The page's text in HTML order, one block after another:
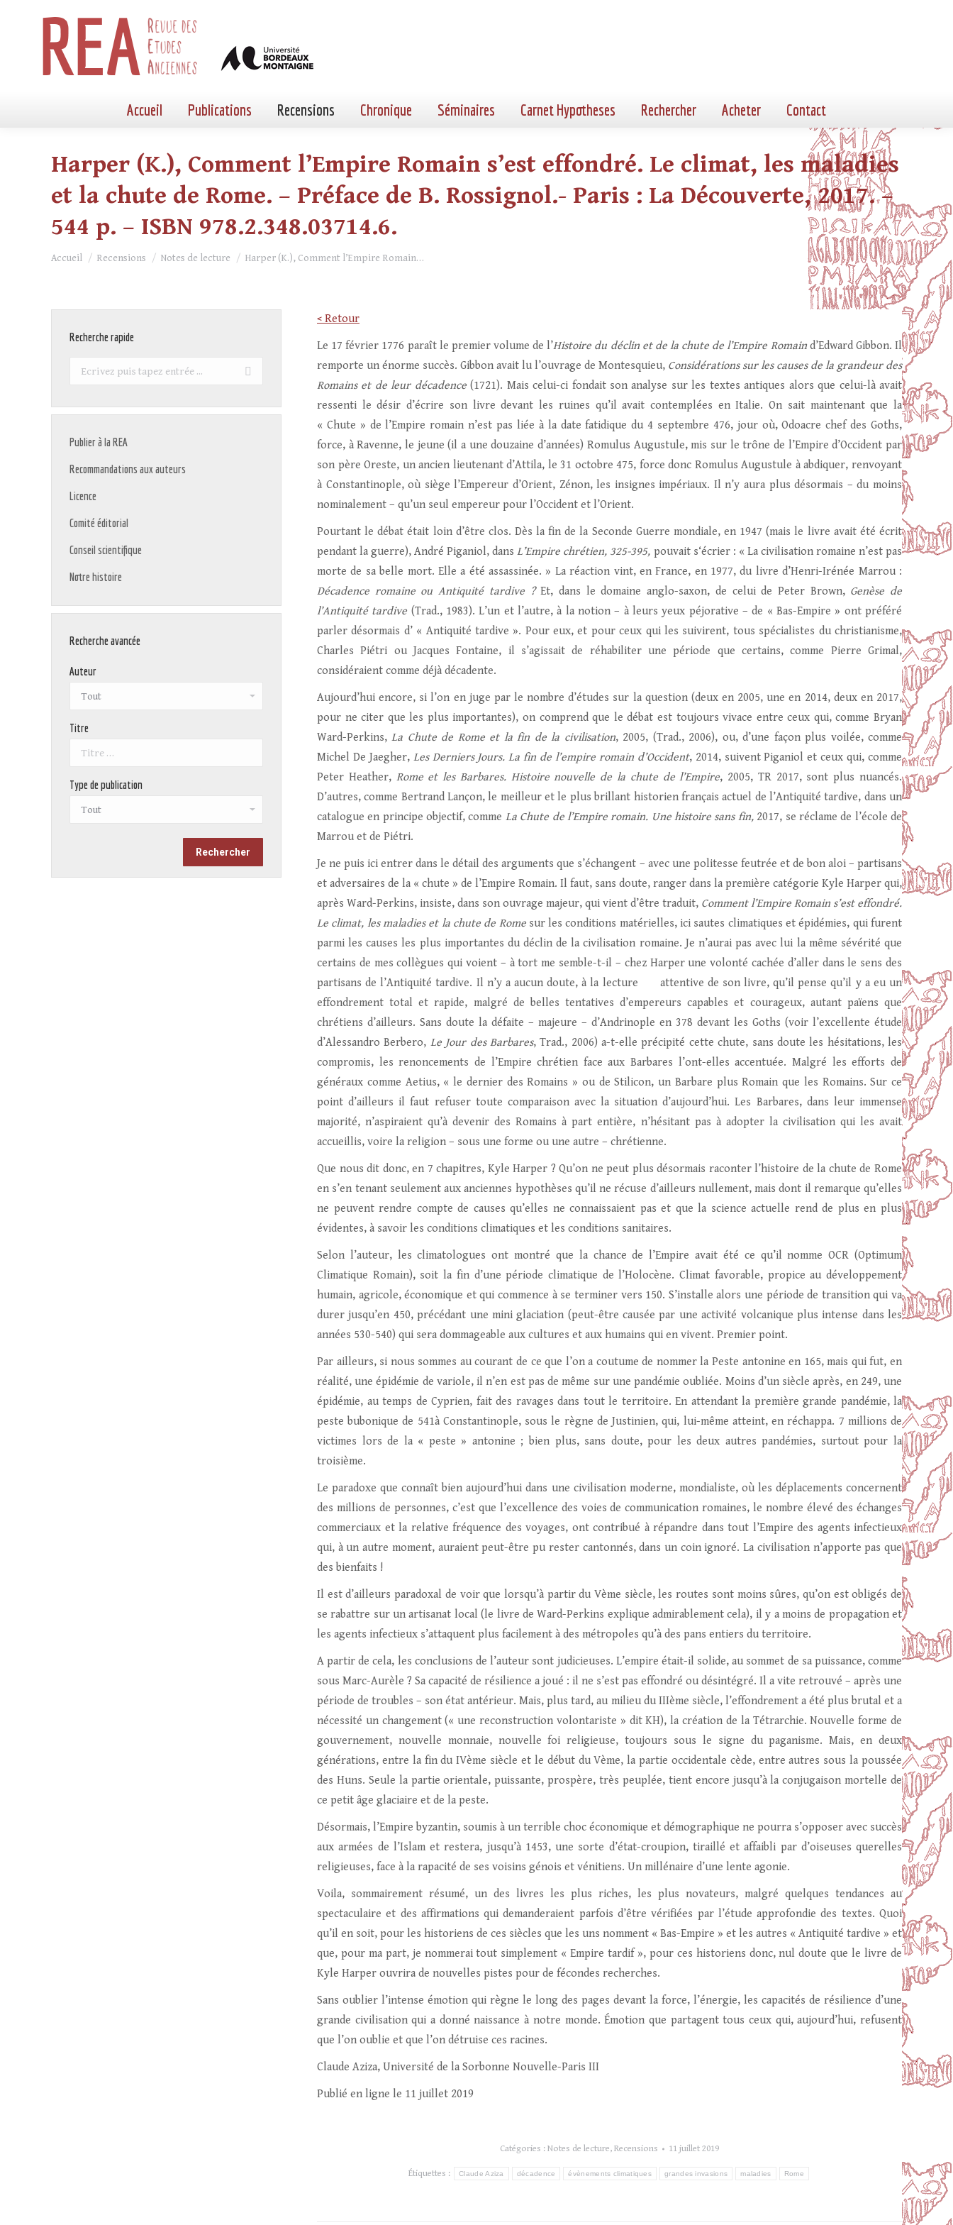
Accueil Publications Recensions Chronique Séminaires Carnet Hypotheses Rechercher Acheter Contact
Harper (K.), Comment l’Empire Romain s’est effondré. Le climat, les maladies
et la chute de Rome. – Préface de B. Rossignol.- Paris : La Découverte, 2017. –
544 p. – ISBN 978.2.348.03714.6.
Vous êtes ici :
Accueil Recensions Notes de lecture Harper (K.), Comment l’Empire Romain…
< Retour
Le 17 février 1776 paraît le premier volume de l’Histoire du déclin et de la chute de l’Empire Romaind’Edward Gibbon. Il
remporte un énorme succès. Gibbon avait lu l’ouvrage de Montesquieu, Considérations sur les causes de la grandeur des
Romains et de leur décadence(1721). Mais celui-ci fondait son analyse sur les textes antiques alors que celui-là avait
ressenti le désir d’écrire son livre devant les ruines qu’il avait contemplées en Italie. On sait maintenant que la
« Chute » de l’Empire romain n’est pas liée à la date fatidique du 4 septembre 476, jour où, Odoacre chef des Goths,
force, à Ravenne, le jeune (il a une douzaine d’années) Romulus Augustule, mis sur le trône de l’Empire d’Occident par
son père Oreste, un ancien lieutenant d’Attila, le 31 octobre 475, force donc Romulus Augustule à abdiquer, renvoyant
à Constantinople, où siège l’Empereur d’Orient, Zénon, les insignes impériaux. Il n’y aura plus désormais – du moins
nominalement – qu’un seul empereur pour l’Occident et l’Orient.
Pourtant le débat était loin d’être clos. Dès la fin de la Seconde Guerre mondiale, en 1947 (mais le livre avait été écrit
pendant la guerre), André Piganiol, dansL’Empire chrétien, 325-395, pouvait s‘écrier : « La civilisation romaine n’est pas
morte de sa belle mort. Elle a été assassinée. » La réaction vint, en France, en 1977, du livre d’Henri-Irénée Marrou :
Décadence romaine ou Antiquité tardive ?Et, dans le domaine anglo-saxon, de celui de Peter Brown, Genèse de
l’Antiquité tardive (Trad., 1983). L’un et l’autre, à la notion – à leurs yeux péjorative – de « Bas-Empire » ont préféré
parler désormais d’ « Antiquité tardive ». Pour eux, et pour ceux qui les suivirent, tous spécialistes du christianisme,
Charles Piétri ou Jacques Fontaine, il s’agissait de réhabiliter une période que certains, comme Pierre Grimal,
considéraient comme déjà décadente.
Aujourd’hui encore, si l’on en juge par le nombre d’études sur la question (deux en 2005, une en 2014, deux en 2017,
pour ne citer que les plus importantes), on comprend que le débat est toujours vivace entre ceux qui, comme Bryan
Ward-Perkins,La Chute de Rome et la fin de la civilisation, 2005, (Trad., 2006), ou, d’une façon plus voilée, comme
Michel De Jaegher, Les Derniers Jours. La fin de l’empire romain d’Occident, 2014, suivent Piganiol et ceux qui, comme
Peter Heather, Rome et les Barbares. Histoire nouvelle de la chute de l’Empire, 2005, TR 2017, sont plus nuancés.
D’autres, comme Bertrand Lançon, le meilleur et le plus brillant historien français actuel de l’Antiquité tardive, dans un
catalogue en principe objectif, comme La Chute de l’Empire romain. Une histoire sans fin,2017, se réclame de l’école de
Marrou et de Piétri.
Je ne puis ici entrer dans le détail des arguments que s’échangent – avec une politesse feutrée et de bon aloi – partisans
et adversaires de la « chute » de l’Empire Romain. Il faut, sans doute, ranger dans la première catégorie Kyle Harper qui,
après Ward-Perkins, insiste, dans son ouvrage majeur, qui vient d’être traduit, Comment l’Empire Romain s’est effondré.
Le climat, les maladies et la chute de Romesur les conditions matérielles, ici sautes climatiques et épidémies, qui furent
parmi les causes les plus importantes du déclin de la civilisation romaine. Je n’aurai pas avec lui la même sévérité que
certains de mes collègues qui voient – à tort me semble-t-il – chez Harper une volonté cachée d’aller dans le sens des
partisans de l’Antiquité tardive. Il n’y a aucun doute, à la lecture attentive de son livre, qu’il pense qu’il y a eu un
effondrement total et rapide, malgré de belles tentatives d’empereurs capables et courageux, autant païens que
chrétiens d’ailleurs. Sans doute la défaite – majeure – d’Andrinople en 378 devant les Goths (voir l’excellente étude
d’Alessandro Berbero, Le Jour des Barbares, Trad., 2006) a-t-elle précipité cette chute, sans doute les hésitations, les
compromis, les renoncements de l’Empire chrétien face aux Barbares l’ont-elles accentuée. Malgré les efforts de
généraux comme Aetius, « le dernier des Romains » ou de Stilicon, un Barbare plus Romain que les Romains. Sur ce
point d’ailleurs il faut refuser toute comparaison avec la situation d’aujourd’hui. Les Barbares, dans leur immense
majorité, n’aspiraient qu’à devenir des Romains à part entière, n’hésitant pas à adopter la civilisation qui les avait
accueillis, voire la religion – sous une forme ou une autre – chrétienne.
Que nous dit donc, en 7 chapitres, Kyle Harper ? Qu’on ne peut plus désormais raconter l’histoire de la chute de Rome
en s’en tenant seulement aux anciennes hypothèses qu’il ne récuse d’ailleurs nullement, mais dont il remarque qu’elles
ne peuvent rendre compte de causes qu’elles ne connaissaient pas et que la science actuelle rend de plus en plus
évidentes, à savoir les conditions climatiques et les conditions sanitaires.
Selon l’auteur, les climatologues ont montré que la chance de l’Empire avait été ce qu’il nomme OCR (Optimum
Climatique Romain), soit la fin d’une période climatique de l’Holocène. Climat favorable, propice au développement
humain, agricole, économique et qui commence à se terminer vers 150. S’installe alors une période de transition qui va
durer jusqu’en 450, précédant une mini glaciation (peut-être causée par une activité volcanique plus intense dans les
années 530-540) qui sera dommageable aux cultures et aux humains qui en vivent. Premier point.
Par ailleurs, si nous sommes au courant de ce que l’on a coutume de nommer la Peste antonine en 165, mais qui fut, en
réalité, une épidémie de variole, il n’en est pas de même sur une pandémie oubliée. Moins d’un siècle après, en 249, une
épidémie, au temps de Cyprien, fait des ravages dans tout le territoire. En attendant la première grande pandémie, la
peste bubonique de 541à Constantinople, sous le règne de Justinien, qui, lui-même atteint, en réchappa. 7 millions de
victimes lors de la « peste » antonine ; bien plus, sans doute, pour les deux autres pandémies, surtout pour la
troisième.
Le paradoxe que connaît bien aujourd’hui dans une civilisation moderne, mondialiste, où les déplacements concernent
des millions de personnes, c’est que l’excellence des voies de communication romaines, le nombre élevé des échanges
commerciaux et la relative fréquence des voyages, ont contribué à répandre dans tout l’Empire des agents infectieux
qui, à un autre moment, auraient peut-être pu rester cantonnés, dans un coin ignoré. La civilisation n’apporte pas que
des bienfaits !
Il est d’ailleurs paradoxal de voir que lorsqu’à partir du Vème siècle, les routes sont moins sûres, qu’on est obligés de
se rabattre sur un artisanat local (le livre de Ward-Perkins explique admirablement cela), il y a moins de propagation et
les agents infectieux s’attaquent plus facilement à des métropoles qu’à des pans entiers du territoire.
A partir de cela, les conclusions de l’auteur sont judicieuses. L’empire était-il solide, au sommet de sa puissance, comme
sous Marc-Aurèle ? Sa capacité de résilience a joué : il ne s’est pas effondré ou désintégré. Il a vite retrouvé – après une
période de troubles – son état antérieur. Mais, plus tard, au milieu du IIIème siècle, l’effondrement a été plus brutal et a
nécessité un changement (« une reconstruction volontariste » dit KH), la création de la Tétrarchie. Nouvelle forme de
gouvernement, nouvelle monnaie, nouvelle foi religieuse, toujours sous le signe du paganisme. Mais, en deux
générations, entre la fin du IVème siècle et le début du Vème, la partie occidentale cède, entre autres sous la poussée
des Huns. Seule la partie orientale, puissante, prospère, très peuplée, tient encore jusqu’à la conjugaison mortelle de
ce petit âge glaciaire et de la peste.
Désormais, l’Empire byzantin, soumis à un terrible choc économique et démographique ne pourra s’opposer avec succès
aux armées de l’Islam et restera, jusqu’à 1453, une sorte d’état-croupion, tiraillé et affaibli par d’oiseuses querelles
religieuses, face à la rapacité de ses voisins génois et vénitiens. Un millénaire d’une lente agonie.
Voila, sommairement résumé, un des livres les plus riches, les plus novateurs, malgré quelques tendances au
spectaculaire et des affirmations qui demanderaient parfois d’être vérifiées par l’étude approfondie des textes. Quoi
qu’il en soit, pour les historiens de ces siècles que les uns nomment « Bas-Empire » et les autres « Antiquité tardive » et
que, pour ma part, je nommerai tout simplement « Empire tardif », pour ces historiens donc, nul doute que le livre de
Kyle Harper ouvrira de nouvelles pistes pour de fécondes recherches.
Sans oublier l’intense émotion qui règne le long des pages devant la force, l’énergie, les capacités de résilience d’une
grande civilisation qui a donné naissance à notre monde. Émotion que partagent tous ceux qui, aujourd’hui, refusent
que l’on oublie et que l’on détruise ces racines.
Claude Aziza, Université de la Sorbonne Nouvelle-Paris III
Publié en ligne le 11 juillet 2019
Catégories : Notes de lecture, Recensions 11 juillet 2019
Étiquettes : Claude Aziza décadence évènements climatiques grandes invasions maladies Rome
Recherche rapide
Recherche
Publier à la REA
Recommandations aux auteurs
Licence
Comité éditorial
Conseil scientifique
Notre histoire
Recherche avancée
Auteur
Titre
Type de publication